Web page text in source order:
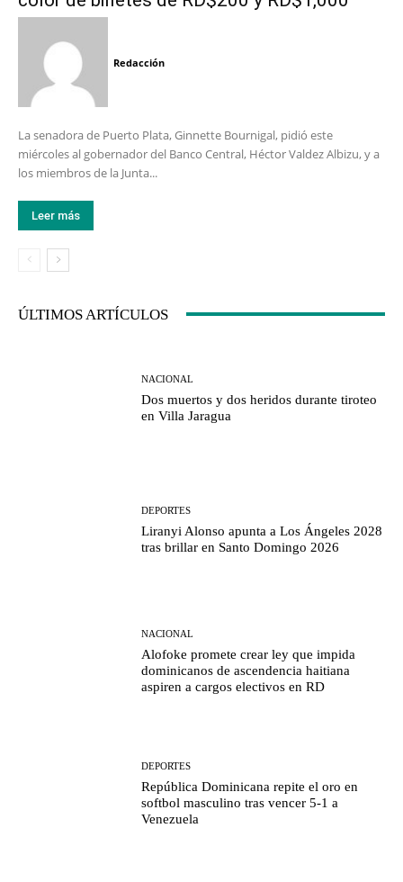
Redacción
La senadora de Puerto Plata, Ginnette Bournigal, pidió este
miércoles al gobernador del Banco Central, Héctor Valdez Albizu, y a
los miembros de la Junta...
Leer más
ÚLTIMOS ARTÍCULOS
NACIONAL
Dos muertos y dos heridos durante tiroteo
en Villa Jaragua
DEPORTES
Liranyi Alonso apunta a Los Ángeles 2028
tras brillar en Santo Domingo 2026
NACIONAL
Alofoke promete crear ley que impida
dominicanos de ascendencia haitiana
aspiren a cargos electivos en RD
DEPORTES
República Dominicana repite el oro en
softbol masculino tras vencer 5-1 a
Venezuela